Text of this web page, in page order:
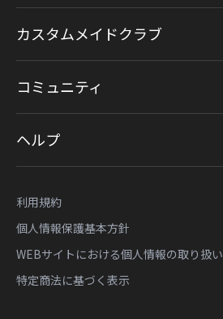
カスタムメイドクラブ
コミュニティ
ヘルプ
利用規約
個人情報保護基本方針
WEBサイトにおける個人情報の取り扱い
特定商法に基づく表示